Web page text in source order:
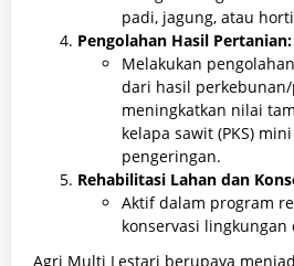
padi, jagung, atau
Pengolahan Hasil Pertanian:
Melakukan
dari hasil
meningkatkan nilai
kelapa sawit (PKS)
pengeringan.
Rehabilitasi Lahan dan
Aktif dalam program
konservasi lingkungan
Agri Multi Lestari berupaya